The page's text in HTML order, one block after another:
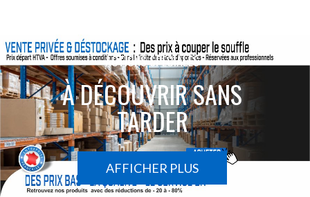
ACTIONS SPÉCIALES
À DÉCOUVRIR SANS
TARDER
AFFICHER PLUS